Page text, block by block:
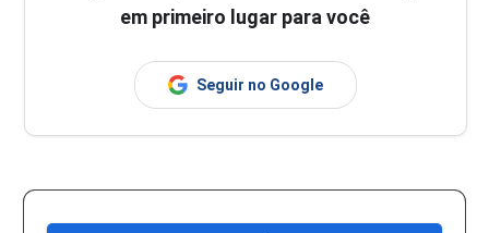
em primeiro lugar para você
Seguir no Google